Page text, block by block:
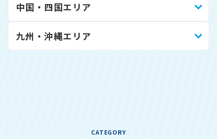
中国・四国エリア
九州・沖縄エリア
CATEGORY